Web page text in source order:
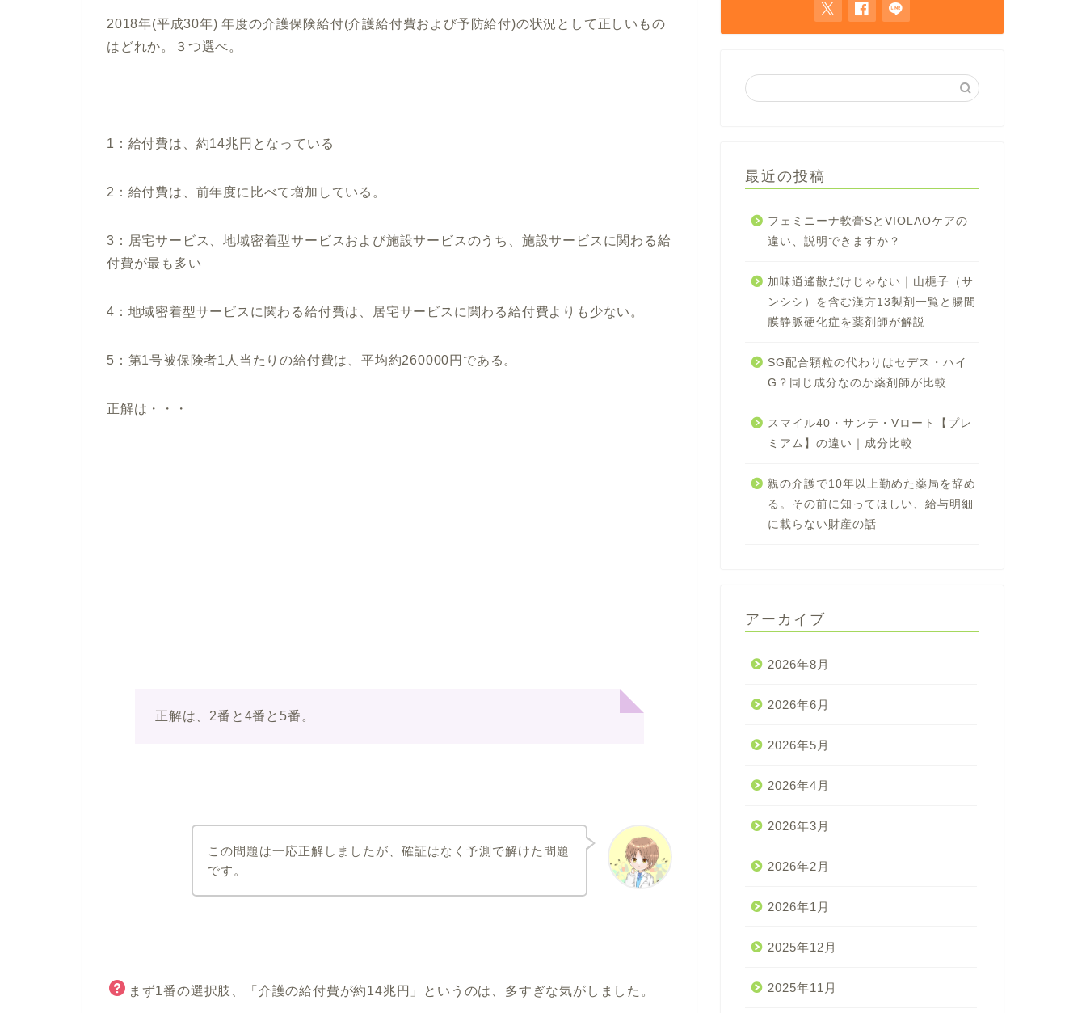
2018年(平成30年) 年度の介護保険給付(介護給付費および予防給付)の状況として正しいもの
はどれか。３つ選べ。
1：給付費は、約14兆円となっている
2：給付費は、前年度に比べて増加している。
3：居宅サービス、地域密着型サービスおよび施設サービスのうち、施設サービスに関わる給
付費が最も多い
4：地域密着型サービスに関わる給付費は、居宅サービスに関わる給付費よりも少ない。
5：第1号被保険者1人当たりの給付費は、平均約260000円である。
正解は・・・
正解は、2番と4番と5番。
この問題は一応正解しましたが、確証はなく予測で解けた問題
です。
まず1番の選択肢、「介護の給付費が約14兆円」というのは、多すぎな気がしました。
最近の投稿
フェミニーナ軟膏SとVIOLAOケアの
違い、説明できますか？
加味逍遙散だけじゃない｜山梔子（サ
ンシシ）を含む漢方13製剤一覧と腸間
膜静脈硬化症を薬剤師が解説
SG配合顆粒の代わりはセデス・ハイ
G？同じ成分なのか薬剤師が比較
スマイル40・サンテ・Vロート【プレ
ミアム】の違い｜成分比較
親の介護で10年以上勤めた薬局を辞め
る。その前に知ってほしい、給与明細
に載らない財産の話
アーカイブ
2026年8月
2026年6月
2026年5月
2026年4月
2026年3月
2026年2月
2026年1月
2025年12月
2025年11月